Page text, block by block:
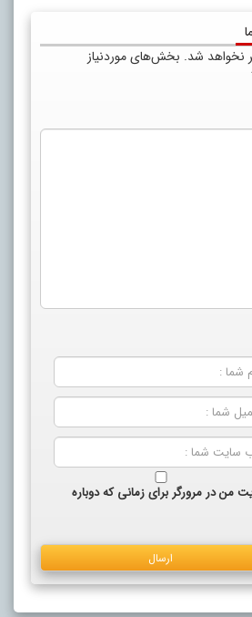
نخواهد شد. بخش‌های موردنیاز
من در مرورگر برای زمانی که دوباره